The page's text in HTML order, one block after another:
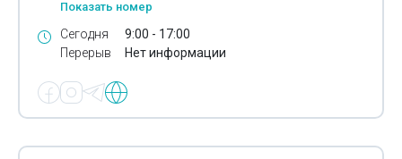
Светотехническое оборудование
Сетевое оборудование
Сетевые кабели
Показать номер
Сегодня
Перерыв
9:00 - 17:00
Нет информации